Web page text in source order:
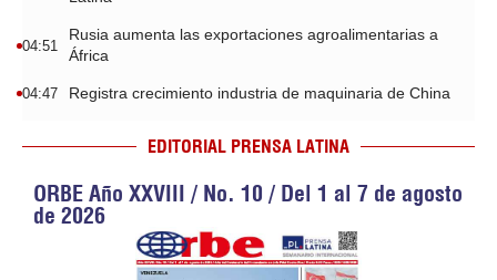
04:51
Rusia aumenta las exportaciones agroalimentarias a
África
04:47 Registra crecimiento industria de maquinaria de China
EDITORIAL PRENSA LATINA
ORBE Año XXVIII / No. 10 / Del 1 al 7 de agosto
de 2026